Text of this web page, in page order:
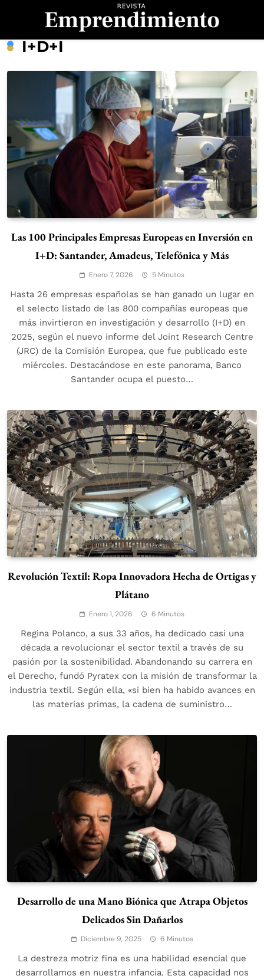
Revista
Emprendimiento
I+d+i
Las 100 Principales Empresas Europeas en Inversión en
I+D: Santander, Amadeus, Telefónica y Más
Enero 7, 2026 5 Minutos
Hasta 26 empresas españolas se han ganado un lugar en
el selecto listado de las 800 compañías europeas que
más invirtieron en investigación y desarrollo (I+D) en
2025, según el nuevo informe del Joint Research Centre
(JRC) de la Comisión Europea, que fue publicado este
miércoles. Destacándose en este panorama, Banco
Santander ocupa el puesto…
Revolución Textil: Ropa Innovadora Hecha de Ortigas y
Plátano
Enero 1, 2026 6 Minutos
Regina Polanco, a sus 33 años, ha dedicado casi una
década a revolucionar el sector textil a través de su
pasión por la sostenibilidad. Abandonando su carrera en
el Derecho, fundó Pyratex con la misión de transformar la
industria textil. Según ella, «si bien ha habido avances en
las materias primas, la cadena de suministro…
Desarrollo de una Mano Biónica que Atrapa Objetos
Delicados Sin Dañarlos
Diciembre 9, 2025 6 Minutos
La destreza motriz fina es una habilidad esencial que
desarrollamos en nuestra infancia. Esta capacidad nos